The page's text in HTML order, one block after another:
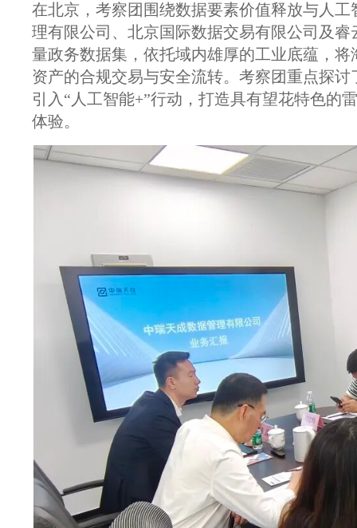
在北京，考察团围绕数据要素价值释放与人
理有限公司、北京国际数据交易有限公司及
量政务数据集，依托域内雄厚的工业底蕴，
资产的合规交易与安全流转。考察团重点探
引入“人工智能+”行动，打造具有望花特色的
体验。